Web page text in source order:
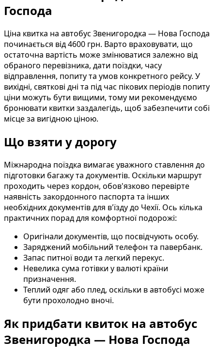
Господа
Ціна квитка на автобус Звенигородка — Нова Господа
починається від 4600 грн. Варто враховувати, що
остаточна вартість може змінюватися залежно від
обраного перевізника, дати поїздки, часу
відправлення, попиту та умов конкретного рейсу. У
вихідні, святкові дні та під час пікових періодів попиту
ціни можуть бути вищими, тому ми рекомендуємо
бронювати квитки заздалегідь, щоб забезпечити собі
місце за вигідною ціною.
Що взяти у дорогу
Міжнародна поїздка вимагає уважного ставлення до
підготовки багажу та документів. Оскільки маршрут
проходить через кордон, обов'язково перевірте
наявність закордонного паспорта та інших
необхідних документів для в'їзду до Чехії. Ось кілька
практичних порад для комфортної подорожі:
Оригінали документів, що посвідчують особу.
Заряджений мобільний телефон та павербанк.
Запас питної води та легкий перекус.
Невелика сума готівки у валюті країни
призначення.
Теплий одяг або плед, оскільки в автобусі може
бути прохолодно вночі.
Як придбати квиток на автобус
Звенигородка — Нова Господа